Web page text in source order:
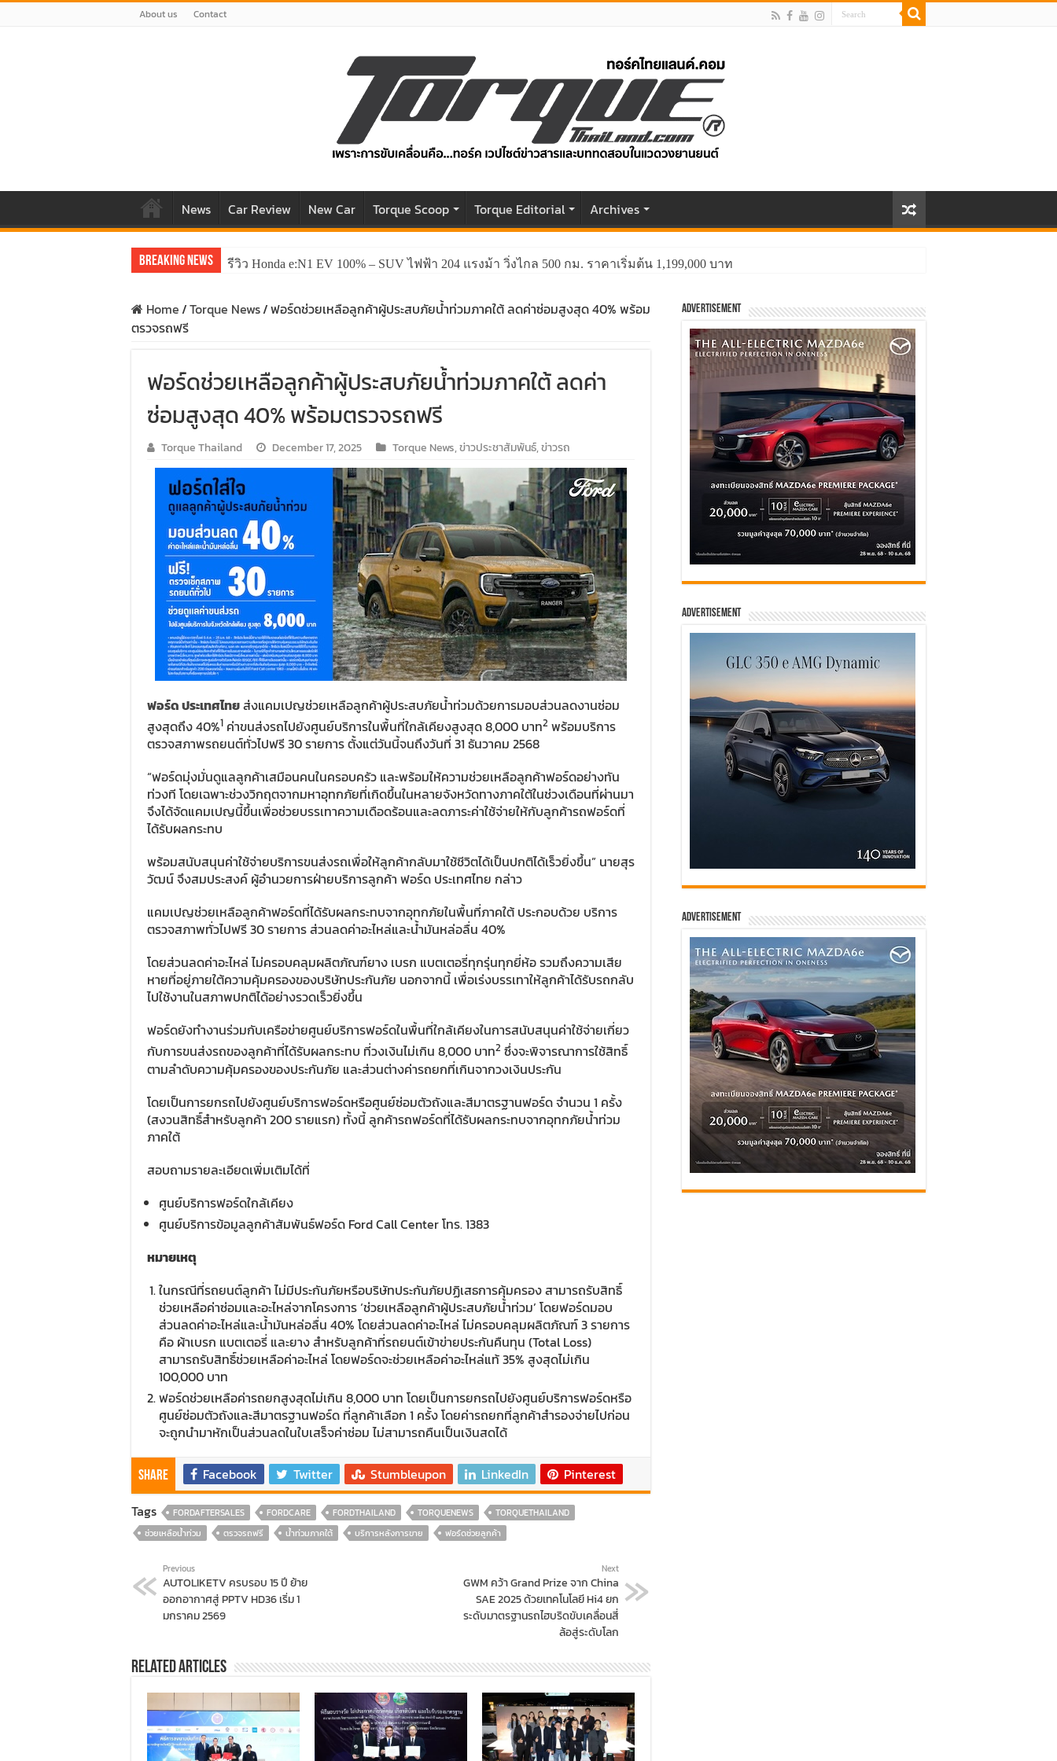
About us Contact
News Car Review New Car Torque Scoop Torque Editorial Archives
Breaking News รีวิว Honda e:N1 EV 100% – SUV ไฟฟ้า 204 แรงม้า วิ่งไกล 500 กม. ราคาเริ่มต้น 1,199,000 บาท
Home/Torque News/ฟอร์ดช่วยเหลือลูกค้าผู้ประสบภัยน้ำท่วมภาคใต้ ลดค่าซ่อมสูงสุด 40% พร้อม
ตรวจรถฟรี
ฟอร์ดช่วยเหลือลูกค้าผู้ประสบภัยน้ำท่วมภาคใต้ ลดค่า
ซ่อมสูงสุด 40% พร้อมตรวจรถฟรี
Torque Thailand December 17, 2025 Torque News,ข่าวประชาสัมพันธ์,ข่าวรถ
ฟอร์ด ประเทศไทยส่งแคมเปญช่วยเหลือลูกค้าผู้ประสบภัยน้ำท่วมด้วยการมอบส่วนลดงานซ่อม
สูงสุดถึง 40%1 ค่าขนส่งรถไปยังศูนย์บริการในพื้นที่ใกล้เคียงสูงสุด 8,000 บาท2 พร้อมบริการ
ตรวจสภาพรถยนต์ทั่วไปฟรี 30 รายการ ตั้งแต่วันนี้จนถึงวันที่ 31 ธันวาคม 2568
“ฟอร์ดมุ่งมั่นดูแลลูกค้าเสมือนคนในครอบครัว และพร้อมให้ความช่วยเหลือลูกค้าฟอร์ดอย่างทัน
ท่วงที โดยเฉพาะช่วงวิกฤตจากมหาอุทกภัยที่เกิดขึ้นในหลายจังหวัดทางภาคใต้ในช่วงเดือนที่ผ่านมา
จึงได้จัดแคมเปญนี้ขึ้นเพื่อช่วยบรรเทาความเดือดร้อนและลดภาระค่าใช้จ่ายให้กับลูกค้ารถฟอร์ดที่
ได้รับผลกระทบ
พร้อมสนับสนุนค่าใช้จ่ายบริการขนส่งรถเพื่อให้ลูกค้ากลับมาใช้ชีวิตได้เป็นปกติได้เร็วยิ่งขึ้น” นายสุร
วัฒน์ จึงสมประสงค์ ผู้อำนวยการฝ่ายบริการลูกค้า ฟอร์ด ประเทศไทย กล่าว
แคมเปญช่วยเหลือลูกค้าฟอร์ดที่ได้รับผลกระทบจากอุทกภัยในพื้นที่ภาคใต้ ประกอบด้วย บริการ
ตรวจสภาพทั่วไปฟรี 30 รายการ ส่วนลดค่าอะไหล่และน้ำมันหล่อลื่น 40%
โดยส่วนลดค่าอะไหล่ ไม่ครอบคลุมผลิตภัณฑ์ยาง เบรก แบตเตอรี่ทุกรุ่นทุกยี่ห้อ รวมถึงความเสีย
หายที่อยู่ภายใต้ความคุ้มครองของบริษัทประกันภัย นอกจากนี้ เพื่อเร่งบรรเทาให้ลูกค้าได้รับรถกลับ
ไปใช้งานในสภาพปกติได้อย่างรวดเร็วยิ่งขึ้น
ฟอร์ดยังทำงานร่วมกับเครือข่ายศูนย์บริการฟอร์ดในพื้นที่ใกล้เคียงในการสนับสนุนค่าใช้จ่ายเกี่ยว
กับการขนส่งรถของลูกค้าที่ได้รับผลกระทบ ที่วงเงินไม่เกิน 8,000 บาท2 ซึ่งจะพิจารณาการใช้สิทธิ์
ตามลำดับความคุ้มครองของประกันภัย และส่วนต่างค่ารถยกที่เกินจากวงเงินประกัน
โดยเป็นการยกรถไปยังศูนย์บริการฟอร์ดหรือศูนย์ซ่อมตัวถังและสีมาตรฐานฟอร์ด จำนวน 1 ครั้ง
(สงวนสิทธิ์สำหรับลูกค้า 200 รายแรก) ทั้งนี้ ลูกค้ารถฟอร์ดที่ได้รับผลกระทบจากอุทกภัยน้ำท่วม
ภาคใต้
สอบถามรายละเอียดเพิ่มเติมได้ที่
ศูนย์บริการฟอร์ดใกล้เคียง
ศูนย์บริการข้อมูลลูกค้าสัมพันธ์ฟอร์ด Ford Call Center โทร. 1383
หมายเหตุ
ในกรณีที่รถยนต์ลูกค้า ไม่มีประกันภัยหรือบริษัทประกันภัยปฏิเสธการคุ้มครอง สามารถรับสิทธิ์
ช่วยเหลือค่าซ่อมและอะไหล่จากโครงการ ‘ช่วยเหลือลูกค้าผู้ประสบภัยน้ำท่วม’ โดยฟอร์ดมอบ
ส่วนลดค่าอะไหล่และน้ำมันหล่อลื่น 40% โดยส่วนลดค่าอะไหล่ ไม่ครอบคลุมผลิตภัณฑ์ 3 รายการ
คือ ผ้าเบรก แบตเตอรี่ และยาง สำหรับลูกค้าที่รถยนต์เข้าข่ายประกันคืนทุน (Total Loss)
สามารถรับสิทธิ์ช่วยเหลือค่าอะไหล่ โดยฟอร์ดจะช่วยเหลือค่าอะไหล่แท้ 35% สูงสุดไม่เกิน
100,000 บาท
ฟอร์ดช่วยเหลือค่ารถยกสูงสุดไม่เกิน 8,000 บาท โดยเป็นการยกรถไปยังศูนย์บริการฟอร์ดหรือ
ศูนย์ซ่อมตัวถังและสีมาตรฐานฟอร์ด ที่ลูกค้าเลือก 1 ครั้ง โดยค่ารถยกที่ลูกค้าสำรองจ่ายไปก่อน
จะถูกนำมาหักเป็นส่วนลดในใบเสร็จค่าซ่อม ไม่สามารถคืนเป็นเงินสดได้
Share Facebook Twitter Stumbleupon LinkedIn
Pinterest
Tags
FORDAFTERSALES FORDCARE FORDTHAILAND TORQUENEWS
TORQUETHAILAND
ช่วยเหลือน้ำท่วม
ตรวจรถฟรี น้ำท่วมภาคใต้ บริการหลังการขาย ฟอร์ดช่วยลูกค้า
Previous
AUTOLIKETV ครบรอบ 15 ปี ย้าย
ออกอากาศสู่ PPTV HD36 เริ่ม 1
มกราคม 2569
Next
GWM คว้า Grand Prize จาก China
SAE 2025 ด้วยเทคโนโลยี Hi4 ยก
ระดับมาตรฐานรถไฮบริดขับเคลื่อนสี่
ล้อสู่ระดับโลก
Related Articles
Advertisement
Advertisement
Advertisement